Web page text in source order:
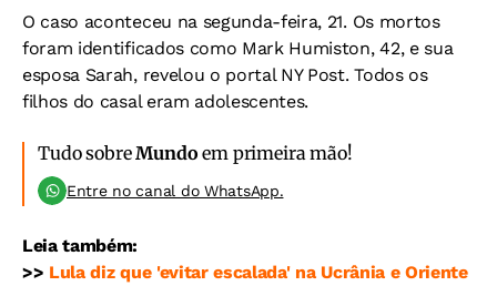
O caso aconteceu na segunda-feira, 21. Os mortos
foram identificados como Mark Humiston, 42, e sua
esposa Sarah, revelou o portal NY Post. Todos os
filhos do casal eram adolescentes.
Tudo sobreMundo em primeira mão!
Entre no canal do WhatsApp.
Leia também:
>> Lula diz que 'evitar escalada' na Ucrânia e Oriente